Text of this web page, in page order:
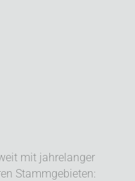
mit jahrelanger
Stammgebieten: